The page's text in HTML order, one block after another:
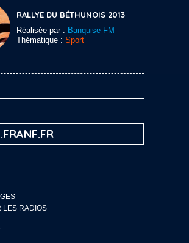
RALLYE DU BÉTHUNOIS 2013
Réalisée par : Banquise FM
Thématique : Sport
LES RADIOS